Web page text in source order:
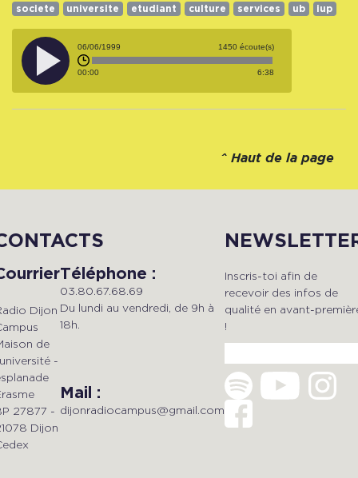
societe universite etudiant culture services ub iup
06/06/1999 1450 écoute(s)
00:00 6:38
^ Haut de la page
Dijon
de
-
27877 -
Dijon
Téléphone :
03.80.67.68.69
Du lundi au vendredi, de 9h à
18h.
Mail :
dijonradiocampus@gmail.com
Inscris-toi afin de
recevoir des infos de
qualité en avant-
!